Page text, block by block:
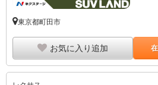
東京都町田市
お気に入り追加